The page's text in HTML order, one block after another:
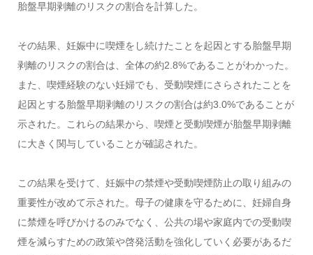
胎盤早期剥離のリスクの割合を計算した。
その結果、妊娠中に喫煙をし続けたことを起因とする胎盤早期
剥離のリスクの割合は、全体の約2.8%であることがわかった。
また、喫煙経験のない妊婦でも、受動喫煙にさらされたことを
起因とする胎盤早期剥離のリスクの割合は約3.0%であることが
示された。これらの結果から、喫煙と受動喫煙が胎盤早期剥離
に大きく関与していることが確認された。
この結果を受けて、妊娠中の禁煙や受動喫煙防止の取り組みの
重要性が改めて示された。母子の健康を守るために、妊婦自身
に禁煙を呼びかけるのみでなく、公共の場や家庭内での受動喫
煙を減らすための政策や啓発活動を強化していく必要があるだ